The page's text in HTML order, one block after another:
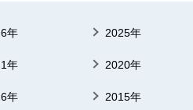
年 2025年
年 2020年
年 2015年